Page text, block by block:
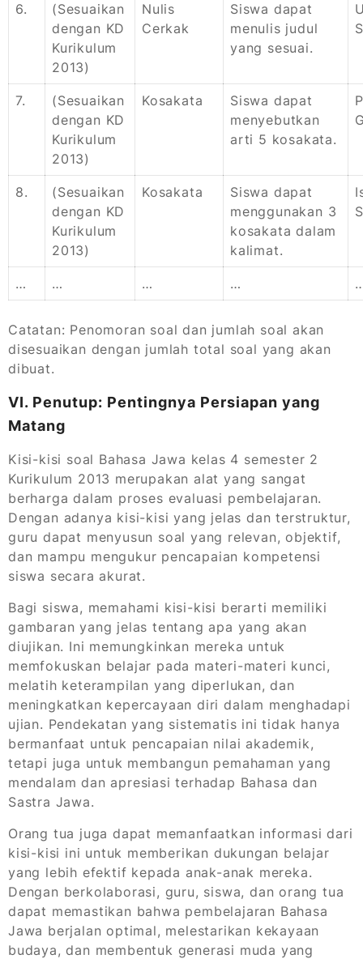
6.
(Sesuaikan
dengan KD
Kurikulum
2013)
Nulis
Cerkak
Siswa dapat
menulis judul
yang sesuai.
7.
(Sesuaikan
dengan KD
Kurikulum
2013)
Kosakata
Siswa dapat
menyebutkan
arti 5 kosakata.
8.
(Sesuaikan
dengan KD
Kurikulum
2013)
Kosakata
Siswa dapat
menggunakan 3
kosakata dalam
kalimat.
… … … …
Catatan: Penomoran soal dan jumlah soal akan
disesuaikan dengan jumlah total soal yang akan
dibuat.
VI. Penutup: Pentingnya Persiapan yang
Matang
Kisi-kisi soal Bahasa Jawa kelas 4 semester 2
Kurikulum 2013 merupakan alat yang sangat
berharga dalam proses evaluasi pembelajaran.
Dengan adanya kisi-kisi yang jelas dan terstruktur,
guru dapat menyusun soal yang relevan, objektif,
dan mampu mengukur pencapaian kompetensi
siswa secara akurat.
Bagi siswa, memahami kisi-kisi berarti memiliki
gambaran yang jelas tentang apa yang akan
diujikan. Ini memungkinkan mereka untuk
memfokuskan belajar pada materi-materi kunci,
melatih keterampilan yang diperlukan, dan
meningkatkan kepercayaan diri dalam menghadapi
ujian. Pendekatan yang sistematis ini tidak hanya
bermanfaat untuk pencapaian nilai akademik,
tetapi juga untuk membangun pemahaman yang
mendalam dan apresiasi terhadap Bahasa dan
Sastra Jawa.
Orang tua juga dapat memanfaatkan informasi dari
kisi-kisi ini untuk memberikan dukungan belajar
yang lebih efektif kepada anak-anak mereka.
Dengan berkolaborasi, guru, siswa, dan orang tua
dapat memastikan bahwa pembelajaran Bahasa
Jawa berjalan optimal, melestarikan kekayaan
budaya, dan membentuk generasi muda yang